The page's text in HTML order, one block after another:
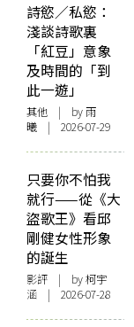
詩慾／私慾：
淺談詩歌裏
「紅豆」意象
及時間的「到
此一遊」
其他 | by 雨
曦 | 2026-07-29
只要你不怕我
就行——從《大
盜歌王》看邱
剛健女性形象
的誕生
影評 | by 柯宇
涵 | 2026-07-28